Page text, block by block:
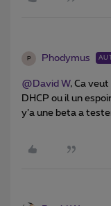
P Phodymus
@David W, Ca
DHCP ou il un
y’a une beta a